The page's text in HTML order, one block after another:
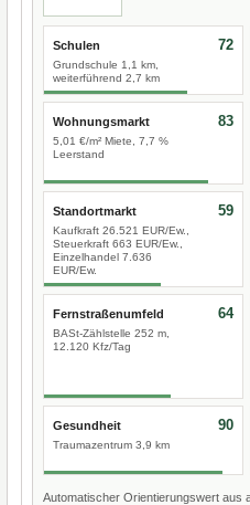
Schulen
Grundschule 1,1 km,
weiterführend 2,7 km
72
Wohnungsmarkt
5,01 €/m² Miete, 7,7 %
Leerstand
83
Standortmarkt
Kaufkraft 26.521 EUR/Ew.,
Steuerkraft 663 EUR/Ew.,
Einzelhandel 7.636
EUR/Ew.
59
Fernstraßenumfeld
BASt-Zählstelle 252 m,
12.120 Kfz/Tag
64
Gesundheit
Traumazentrum 3,9 km
90
Automatischer Orientierungswert aus